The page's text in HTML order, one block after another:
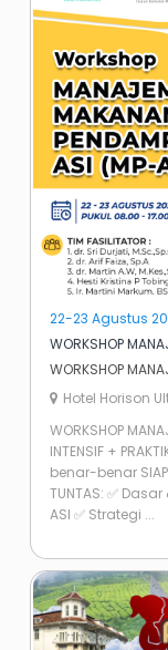
22-23 Agustus
WORKSHOP
WORKSHOP
Hotel Horison
WORKSHOP
INTENSIF +
benar-benar
TUNTAS: ✅
ASI ✅ Strategi ...